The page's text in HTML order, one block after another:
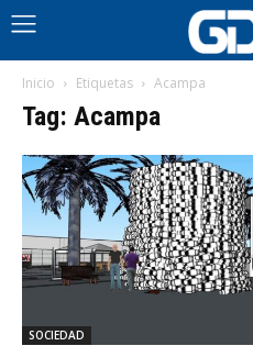
Inicio Etiquetas Acampa
Tag: Acampa
SOCIEDAD